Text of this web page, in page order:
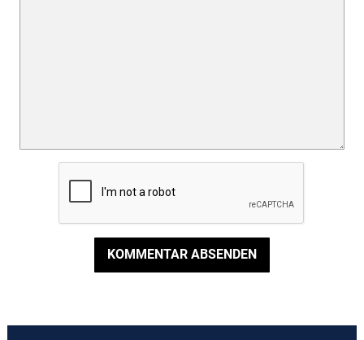
KOMMENTAR ABSENDEN